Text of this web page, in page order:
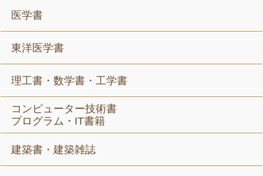
医学書
東洋医学書
理工書・数学書・工学書
コンピューター技術書
プログラム・IT書籍
建築書・建築雑誌